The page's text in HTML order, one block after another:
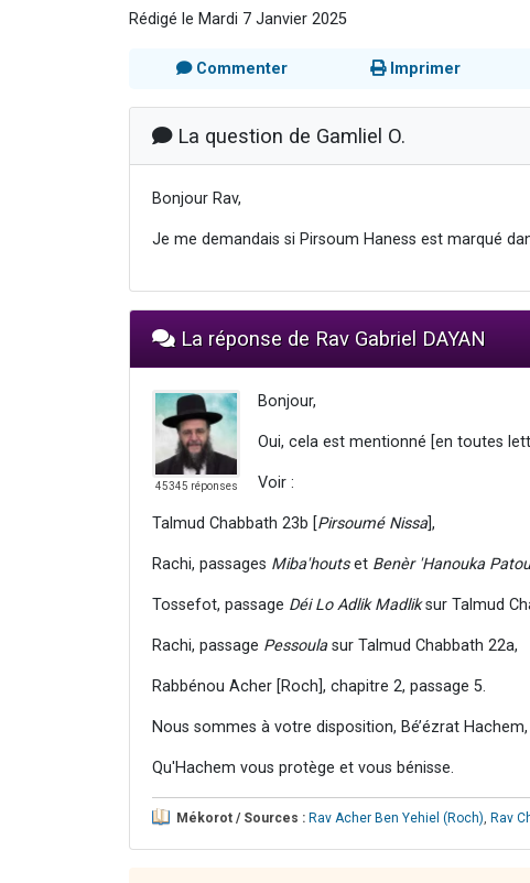
Rédigé le Mardi 7 Janvier 2025
Commenter Imprimer
La question de Gamliel O.
Bonjour Rav,
Je me demandais si Pirsoum Haness est marqué
La réponse de Rav Gabriel DAYAN
45345 réponses
Bonjour,
Oui, cela est mentionné [en toutes
Voir :
Talmud Chabbath 23b [Pirsoumé Nissa],
Rachi, passages Miba'houtset Benèr 'Hanouka
Tossefot, passage Déi Lo Adlik Madliksur Talmud
Rachi, passage Pessoulasur Talmud Chabbath 22a,
Rabbénou Acher [Roch], chapitre 2, passage 5.
Nous sommes à votre disposition, Bé’ézrat
Qu'Hachem vous protège et vous bénisse.
Mékorot / Sources : Rav Acher Ben Yehiel (Roch) Rav